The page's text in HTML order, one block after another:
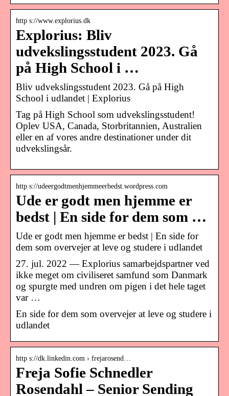
http s://www.explorius.dk
Explorius: Bliv
udvekslingsstudent 2023. Gå
på High School i …
Bliv udvekslingsstudent 2023. Gå på High
School i udlandet | Explorius
Tag på High School som udvekslingsstudent!
Oplev USA, Canada, Storbritannien, Australien
eller en af vores andre destinationer under dit
udvekslingsår.
http s://udeergodtmenhjemmeerbedst.wordpress.com
Ude er godt men hjemme er
bedst | En side for dem som …
Ude er godt men hjemme er bedst | En side for
dem som overvejer at leve og studere i udlandet
27. jul. 2022 — Explorius samarbejdspartner ved
ikke meget om civiliseret samfund som Danmark
og spurgte med undren om pigen i det hele taget
var …
En side for dem som overvejer at leve og studere i
udlandet
http s://dk.linkedin.com › frejarosend…
Freja Sofie Schnedler
Rosendahl – Senior Sending